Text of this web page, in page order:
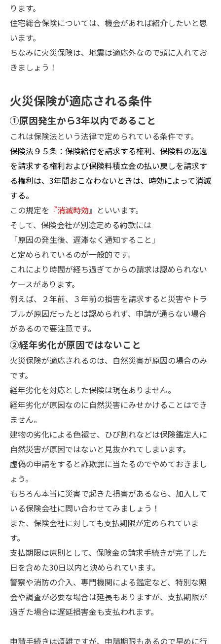
ります。
住宅総合保険については、機会があれば紹介したいと思
います。
ちなみに火災保険は、地震は適応外なので頭に入れてお
きましょう！
火災保険が適応される条件
①原因発生から3年以内であること
これは保険法という法律で定められている条件です。
保険法９５条：保険給付を請求する権利、保険料の返還
を請求する権利および保険料積立金の払い戻しを請求す
る権利は、3年間おこなわないときは、時効によって消滅
する。
この規定を 『消滅時効』 といいます。
そして、保険会社が別途定める約款には
「原因の発生後、遅滞なく通知すること」
と定められているのが一般的です。
これにより時間が経ち過ぎてからの請求は認められない
ケースがあります。
例えば、２年前、３年前の損害を請求すると災害やトラ
ブルが原因だったとは認められず、申請が通らない場合
があるので要注意です。
②経年劣化が原因ではないこと
火災保険が適応されるのは、自然災害が原因の場合のみ
です。
経年劣化を対応とした保険は現在ありません。
経年劣化が原因なのに自然災害にみせかけることはでき
ません。
建物の劣化による色褪せ、ひび割れなどは保険鑑定人に
自然災害が原因ではないと見抜かれてしまいます。
虚偽の申請をすると詐欺罪に当たるのでやめておきまし
ょう。
もちろん本当に災害で起きた損害があるなら、加入して
いる保険会社に問い合わせてみましょう！
また、保険会社に対しても支払期限が定められていま
す。
支払期限は原則として、保険金の請求手続きが完了した
日を含めた30日以内と決められています。
警察や消防の介入、専門機関による鑑定など、特別な照
会や調査が必要な場合は延長もありますが、支払期限が
過ぎた場合は遅延損害金も支払われます。
申請手続きは煩雑ですが、申請期限もあるので早めに行